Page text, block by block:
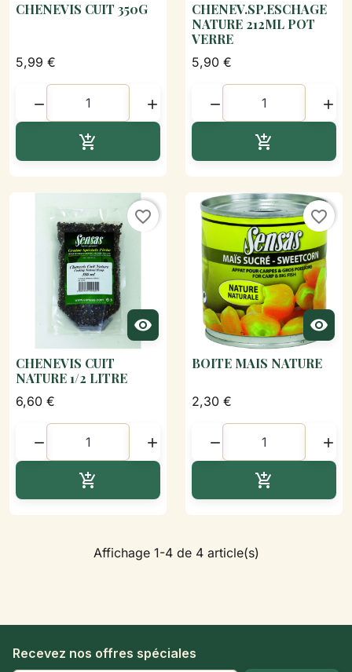
CHENEVIS CUIT 350G
5,99 €
 

CHENEV.SP.ESCHAGE
NATURE 212ML POT
VERRE
5,90 €
 


favorite_border
CHENEVIS CUIT
NATURE 1/2 LITRE
6,60 €
 


favorite_border
BOITE MAIS NATURE
2,30 €
 

Affichage 1-4 de 4 article(s)
Recevez nos offres spéciales